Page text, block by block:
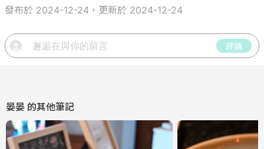
發布於 2024-12-24，更新於 2024-12-24
評論
晏晏 的其他筆記